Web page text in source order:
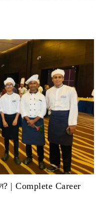
| Complete Career